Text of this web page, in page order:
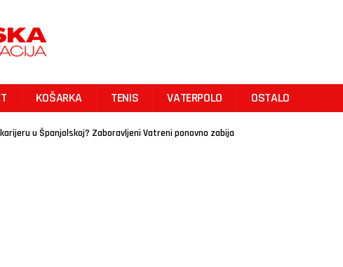
KOŠARKA TENIS VATERPOLO OSTALO
u Španjolskoj? Zaboravljeni Vatreni ponovno zabija